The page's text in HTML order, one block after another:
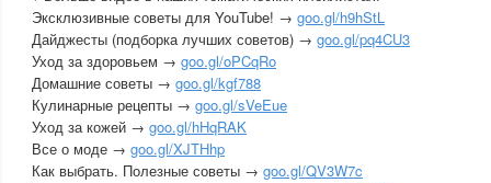
Эксклюзивные советы для YouTube! → goo.gl/h9hStL
Дайджесты (подборка лучших советов) → goo.gl/pq4CU3
Уход за здоровьем → goo.gl/oPCqRo
Домашние советы → goo.gl/kgf788
Кулинарные рецепты → goo.gl/sVeEue
Уход за кожей → goo.gl/hHqRAK
Все о моде → goo.gl/XJTHhp
Как выбрать. Полезные советы → goo.gl/QV3W7c